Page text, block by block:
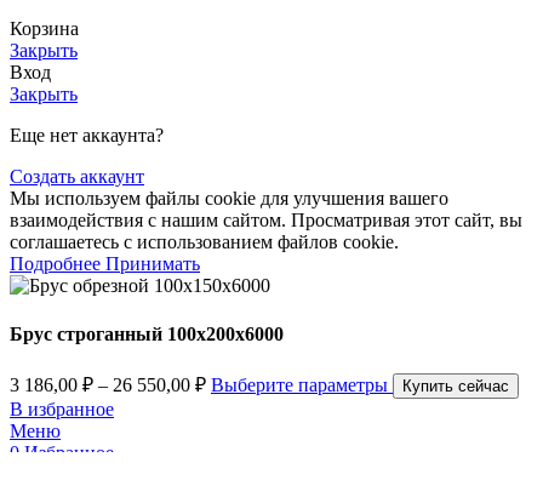
Корзина
Закрыть
Вход
Закрыть
Еще нет аккаунта?
Создать аккаунт
Мы используем файлы cookie для улучшения вашего
взаимодействия с нашим сайтом. Просматривая этот сайт, вы
соглашаетесь с использованием файлов cookie.
Подробнее Принимать
Брус строганный 100x200x6000
3 186,00 ₽ – 26 550,00 ₽ Выберите параметры Купить сейчас
В избранное
Меню
0 Избранное